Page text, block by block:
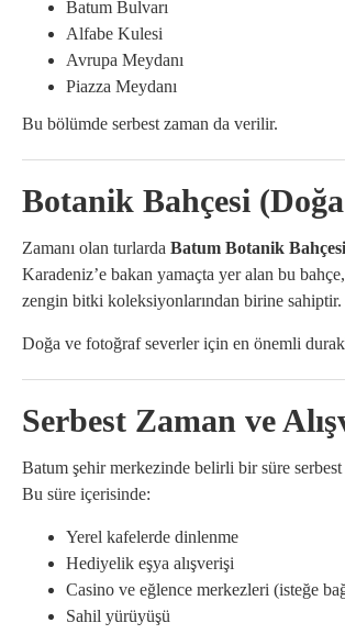
Batum Bulvarı
Alfabe Kulesi
Avrupa Meydanı
Piazza Meydanı
Bu bölümde serbest zaman da verilir.
Botanik Bahçesi
Zamanı olan turlarda Batum Botanik Bahçesi
Karadeniz’e bakan yamaçta yer alan bu
zengin bitki koleksiyonlarından birine sahiptir.
Doğa ve fotoğraf severler için en önemli
Serbest Zaman ve
Batum şehir merkezinde belirli bir süre
Bu süre içerisinde:
Yerel kafelerde dinlenme
Hediyelik eşya alışverişi
Casino ve eğlence merkezleri (isteğe
Sahil yürüyüşü